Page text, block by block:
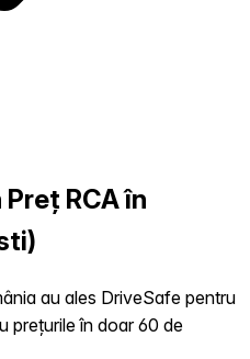
RCA în
au ales DriveSafe pentru
prețurile în doar 60 de